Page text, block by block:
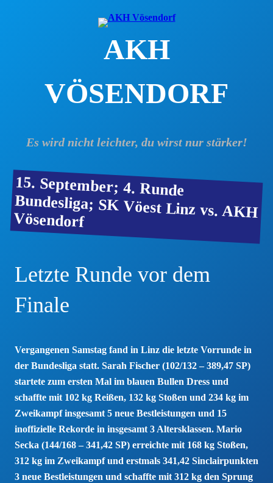
AKH
VÖSENDORF
Es wird nicht leichter, du wirst nur stärker!
15. September; 4. Runde
Bundesliga; SK Vöest Linz vs. AKH
Vösendorf
Letzte Runde vor dem
Finale
Vergangenen Samstag fand in Linz die letzte Vorrunde in
der Bundesliga statt. Sarah Fischer (102/132 – 389,47 SP)
startete zum ersten Mal im blauen Bullen Dress und
schaffte mit 102 kg Reißen, 132 kg Stoßen und 234 kg im
Zweikampf insgesamt 5 neue Bestleistungen und 15
inoffizielle Rekorde in insgesamt 3 Altersklassen. Mario
Secka (144/168 – 341,42 SP) erreichte mit 168 kg Stoßen,
312 kg im Zweikampf und erstmals 341,42 Sinclairpunkten
3 neue Bestleistungen und schaffte mit 312 kg den Sprung